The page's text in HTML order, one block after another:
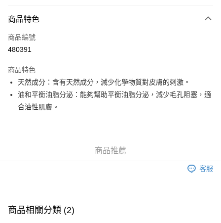
信用卡
Apple Pay
AlipayHK
PayMe
eshop@colourmix-cosmetics.com** **我們不會處理沒有提供存款單據的訂
商品特色
商品編號
480391
商品特色
天然成分：含有天然成分，減少化學物質對皮膚的刺激。
油和平衡油脂分泌：能夠幫助平衡油脂分泌，減少毛孔阻塞，適
合油性肌膚。
商品推薦
客服
商品相關分類 (2)